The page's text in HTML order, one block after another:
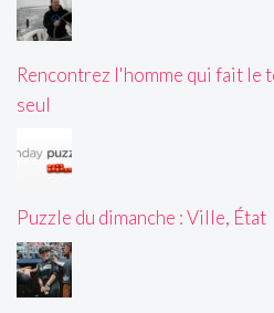
Rencontrez l'homme qui fait le
seul
Puzzle du dimanche : Ville, État